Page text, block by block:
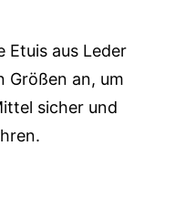
Etuis aus Leder
Größen an, um
sicher und